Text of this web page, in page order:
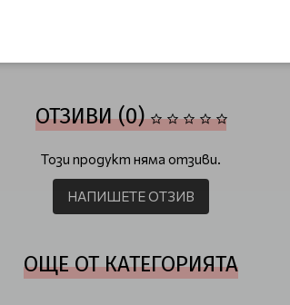
ОТЗИВИ (0)
Този продукт няма отзиви.
НАПИШЕТЕ ОТЗИВ
ОЩЕ ОТ КАТЕГОРИЯТА